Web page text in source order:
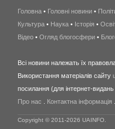
Головна • Головні новини •
Культура • Наука • Історія •
Відео • Огляд блогосфери •
Всі новини належать їх
Використання матеріалів сайту
посилання (для інтернет-видань
Про нас
Контактна інформація
Copyright © 2011-2026 UAINFO.